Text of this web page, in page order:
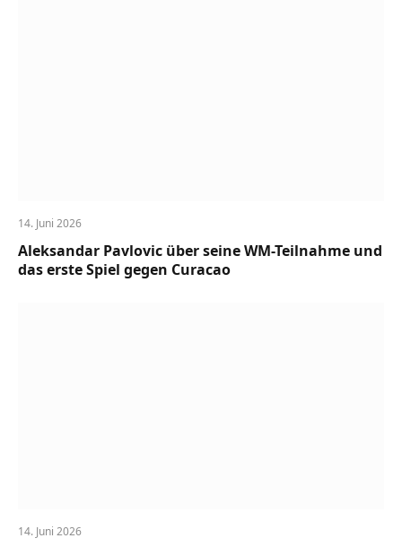
14. Juni 2026
Aleksandar Pavlovic über seine WM-Teilnahme und
das erste Spiel gegen Curacao
14. Juni 2026